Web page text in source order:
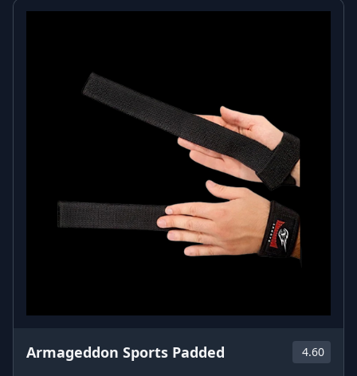
Armageddon Sports Padded 4.60